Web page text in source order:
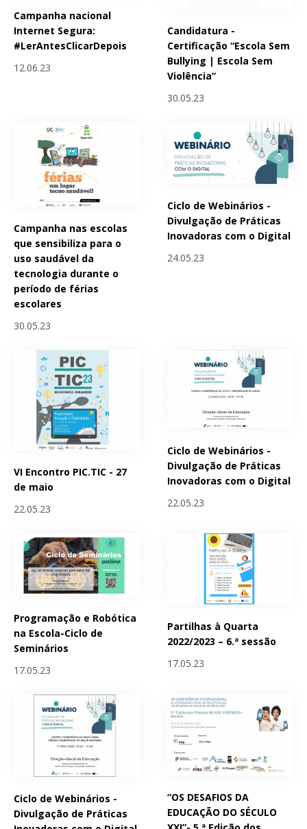
Campanha nacional
Internet Segura:
#LerAntesClicarDepois
12.06.23
Candidatura -
Certificação “Escola Sem
Bullying | Escola Sem
Violência”
30.05.23
Campanha nas escolas
que sensibiliza para o
uso saudável da
tecnologia durante o
período de férias
escolares
30.05.23
Ciclo de Webinários -
Divulgação de Práticas
Inovadoras com o Digital
24.05.23
VI Encontro PIC.TIC - 27
de maio
22.05.23
Ciclo de Webinários -
Divulgação de Práticas
Inovadoras com o Digital
22.05.23
Programação e Robótica
na Escola-Ciclo de
Seminários
17.05.23
Partilhas à Quarta
2022/2023 – 6.ª sessão
17.05.23
Ciclo de Webinários -
Divulgação de Práticas
“OS DESAFIOS DA
EDUCAÇÃO DO SÉCULO